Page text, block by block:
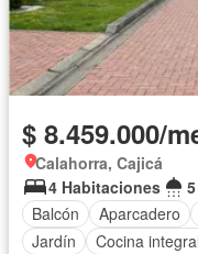
$ 8.459.000/
Calahorra, Cajicá
4 Habitaciones
Balcón
Aparcadero
Jardín
Cocina integral